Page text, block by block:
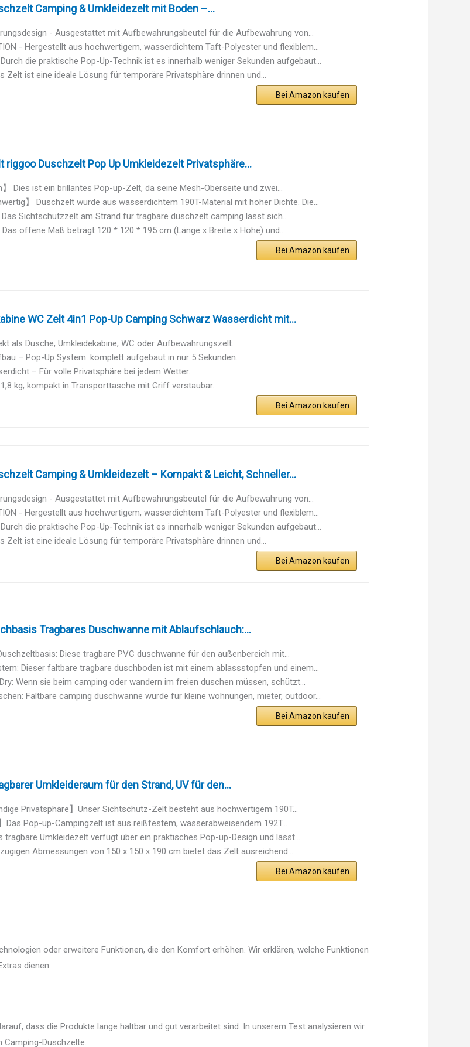
Camping & Umkleidezelt mit Boden –...
- Ausgestattet mit Aufbewahrungsbeutel für die Aufbewahrung von...
- Hergestellt aus hochwertigem, wasserdichtem Taft-Polyester und flexiblem...
Durch die praktische Pop-Up-Technik ist es innerhalb weniger Sekunden aufgebaut...
Zelt ist eine ideale Lösung für temporäre Privatsphäre drinnen und...
Bei Amazon kaufen
riggoo Duschzelt Pop Up Umkleidezelt Privatsphäre...
】 Dies ist ein brillantes Pop-up-Zelt, da seine Mesh-Oberseite und zwei...
】 Duschzelt wurde aus wasserdichtem 190T-Material mit hoher Dichte. Die...
Das Sichtschutzzelt am Strand für tragbare duschzelt camping lässt sich...
Das offene Maß beträgt 120 * 120 * 195 cm (Länge x Breite x Höhe) und...
Bei Amazon kaufen
WC Zelt 4in1 Pop-Up Camping Schwarz Wasserdicht mit...
als Dusche, Umkleidekabine, WC oder Aufbewahrungszelt.
– Pop-Up System: komplett aufgebaut in nur 5 Sekunden.
– Für volle Privatsphäre bei jedem Wetter.
kg, kompakt in Transporttasche mit Griff verstaubar.
Bei Amazon kaufen
Camping & Umkleidezelt – Kompakt & Leicht, Schneller...
- Ausgestattet mit Aufbewahrungsbeutel für die Aufbewahrung von...
- Hergestellt aus hochwertigem, wasserdichtem Taft-Polyester und flexiblem...
Durch die praktische Pop-Up-Technik ist es innerhalb weniger Sekunden aufgebaut...
Zelt ist eine ideale Lösung für temporäre Privatsphäre drinnen und...
Bei Amazon kaufen
Tragbares Duschwanne mit Ablaufschlauch:...
Diese tragbare PVC duschwanne für den außenbereich mit...
Dieser faltbare tragbare duschboden ist mit einem ablassstopfen und einem...
Wenn sie beim camping oder wandern im freien duschen müssen, schützt...
Faltbare camping duschwanne wurde für kleine wohnungen, mieter, outdoor...
Bei Amazon kaufen
Umkleideraum für den Strand, UV für den...
Privatsphäre】Unser Sichtschutz-Zelt besteht aus hochwertigem 190T...
Das Pop-up-Campingzelt ist aus reißfestem, wasserabweisendem 192T...
tragbare Umkleidezelt verfügt über ein praktisches Pop-up-Design und lässt...
Abmessungen von 150 x 150 x 190 cm bietet das Zelt ausreichend...
Bei Amazon kaufen
oder erweitere Funktionen, die den Komfort erhöhen. Wir erklären, welche Funktionen
dienen.
dass die Produkte lange haltbar und gut verarbeitet sind. In unserem Test analysieren wir
Camping-Duschzelte.